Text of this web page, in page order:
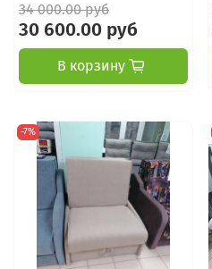
34 000.00 руб
30 600.00 руб
В корзину
-7%